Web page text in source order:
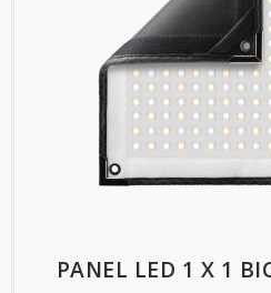
PANEL LED 1 X 1